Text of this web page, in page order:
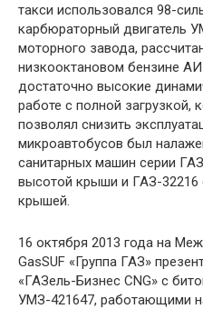
такси использовался 98-
карбюраторный двигатель
моторного завода,
низкооктановом бензине
достаточно высокие
работе с полной загрузкой,
позволял снизить
микроавтобусов был
санитарных машин серии
высотой крыши и ГАЗ-32216
крышей.
16 октября 2013 года на
GasSUF «Группа ГАЗ»
«ГАЗель-Бизнес CNG» с
УМЗ-421647, работающими